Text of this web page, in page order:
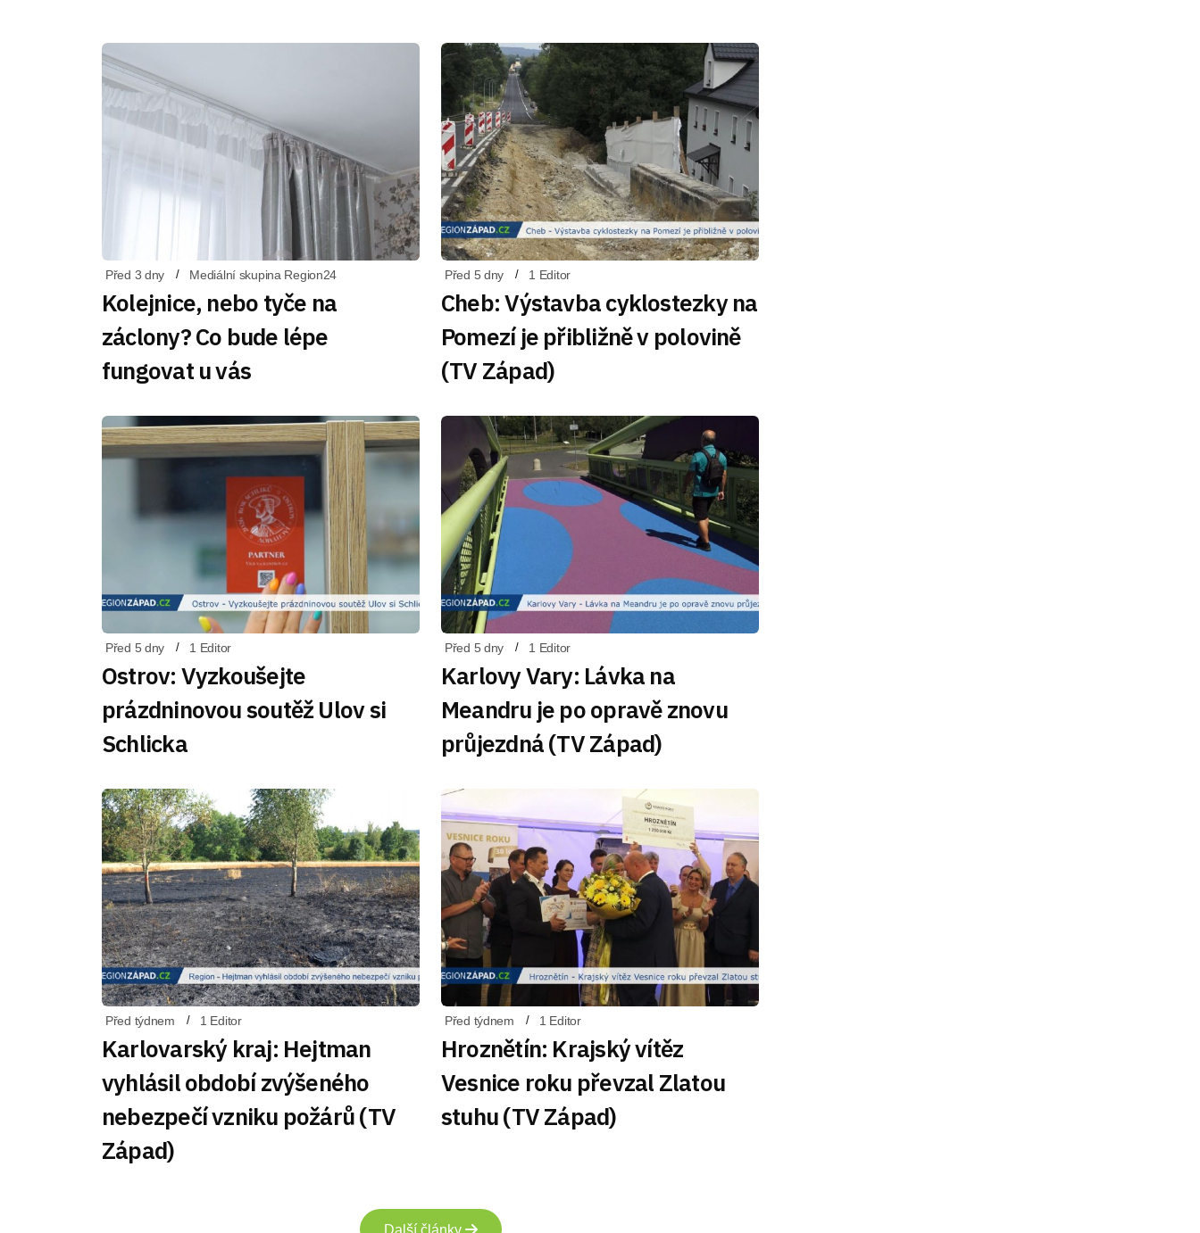
Před 3 dny Mediální skupina Region24
Kolejnice, nebo tyče na
záclony? Co bude lépe
fungovat u vás
Před 5 dny 1 Editor
Cheb: Výstavba cyklostezky na
Pomezí je přibližně v polovině
(TV Západ)
Před 5 dny 1 Editor
Ostrov: Vyzkoušejte
prázdninovou soutěž Ulov si
Schlicka
Před 5 dny 1 Editor
Karlovy Vary: Lávka na
Meandru je po opravě znovu
průjezdná (TV Západ)
Před týdnem 1 Editor
Karlovarský kraj: Hejtman
vyhlásil období zvýšeného
nebezpečí vzniku požárů (TV
Západ)
Před týdnem 1 Editor
Hroznětín: Krajský vítěz
Vesnice roku převzal Zlatou
stuhu (TV Západ)
Další články